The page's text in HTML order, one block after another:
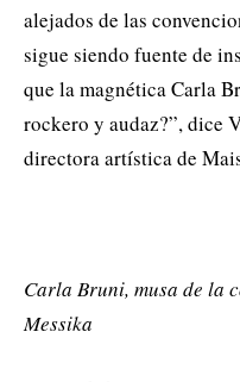
alejados de las
sigue siendo fuente de
que la magnética Carla
rockero y audaz?”, dice
directora artística de
Carla Bruni, musa de la
Messika